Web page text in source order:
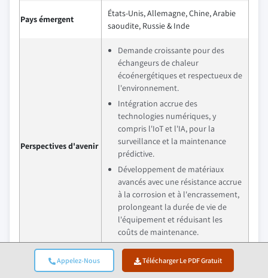
Appelez-Nous Télécharger Le PDF Gratuit
Pays émergent
États-Unis, Allemagne, Chine, Arabie
saoudite, Russie & Inde
Perspectives d'avenir
Demande croissante pour des
échangeurs de chaleur
écoénergétiques et respectueux de
l'environnement.
Intégration accrue des
technologies numériques, y
compris l'IoT et l'IA, pour la
surveillance et la maintenance
prédictive.
Développement de matériaux
avancés avec une résistance accrue
à la corrosion et à l'encrassement,
prolongeant la durée de vie de
l'équipement et réduisant les
coûts de maintenance.
Quelles sont les opportunités de croissance sur ce